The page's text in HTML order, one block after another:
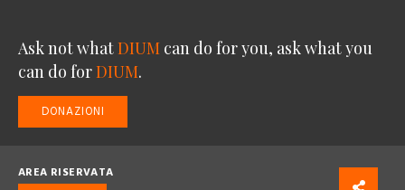
Ask not whatDIUM can do for you, ask what you
can do forDIUM.
DONAZIONI
AREA RISERVATA